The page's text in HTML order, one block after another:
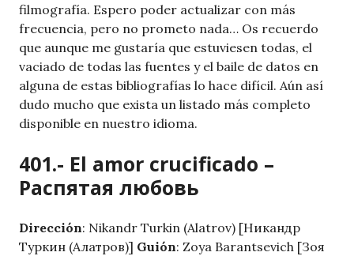
filmografía. Espero poder actualizar con más
frecuencia, pero no prometo nada… Os recuerdo
que aunque me gustaría que estuviesen todas, el
vaciado de todas las fuentes y el baile de datos en
alguna de estas bibliografías lo hace difícil. Aún así
dudo mucho que exista un listado más completo
disponible en nuestro idioma.
401.- El amor crucificado –
Распятая любовь
Dirección: Nikandr Turkin (Alatrov) [Никандр
Туркин (Алатров)] Guión: Zoya Barantsevich [Зоя